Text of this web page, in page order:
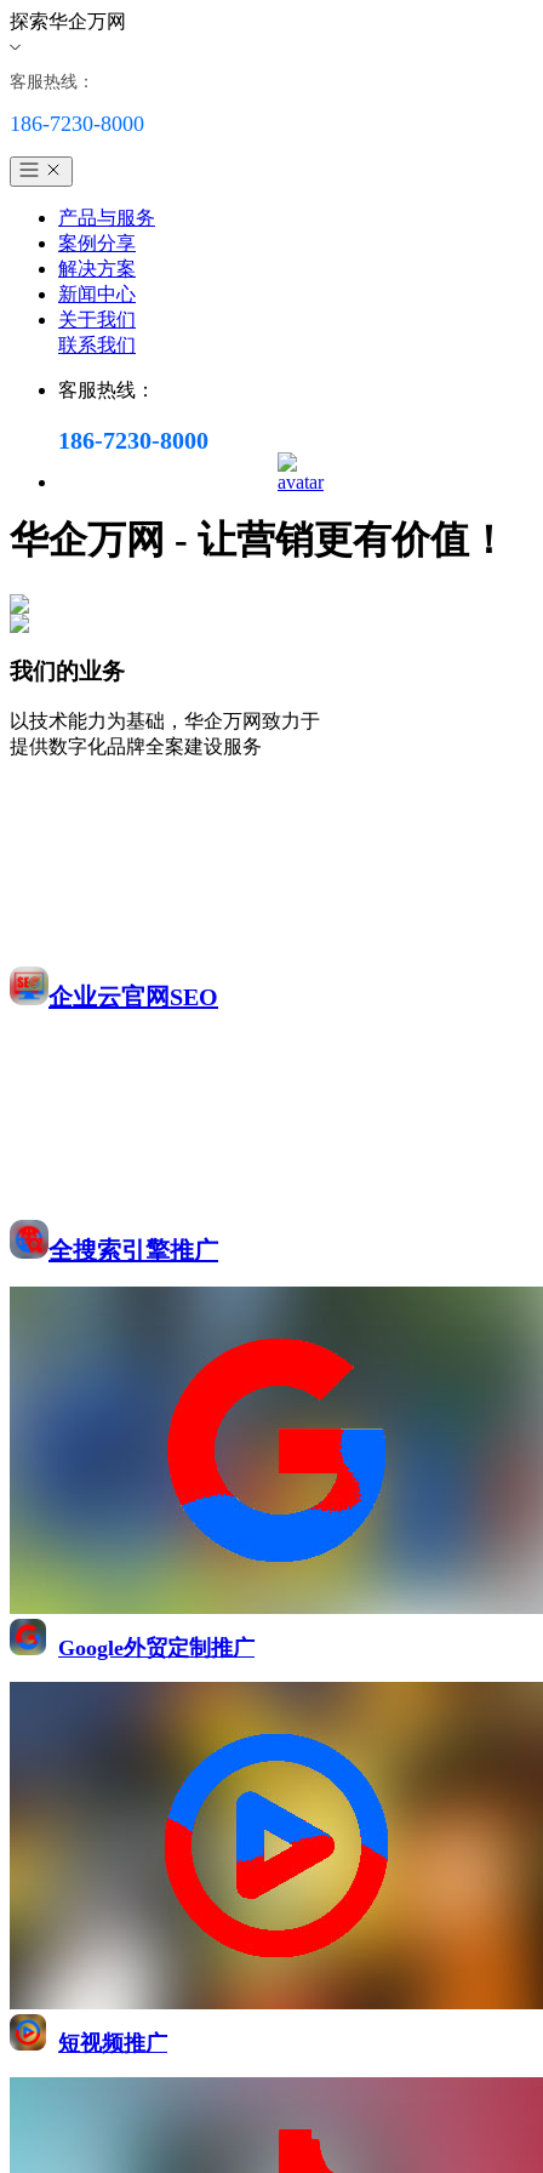
探索华企万网
客服热线：
186-7230-8000
产品与服务
案例分享
解决方案
新闻中心
关于我们
联系我们
客服热线：
186-7230-8000
华企万网 - 让营销更有价值！
我们的业务
以技术能力为基础，华企万网致力于
提供数字化品牌全案建设服务
企业云官网SEO
全搜索引擎推广
Google外贸定制推广
短视频推广